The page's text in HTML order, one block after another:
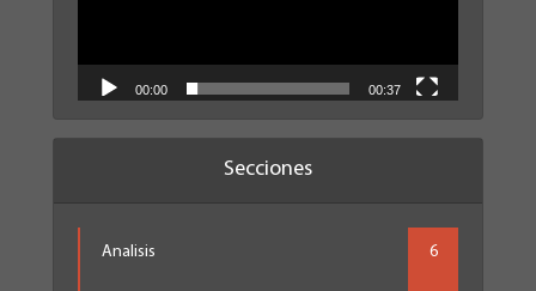
00:00 00:37
Secciones
Analisis 6